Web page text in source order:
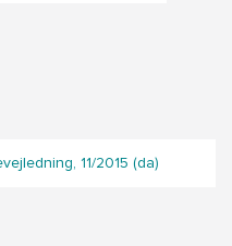
11/2015 (da)